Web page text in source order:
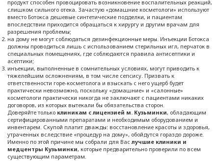
продукт способен провоцировать возникновение воспалительных реакций,
слишком сильного отека. Зачастую «домашние косметологи» используют
вместо Ботокса дешевые синтетические подделки, и пациентам
впоследствии приходится обращаться к хирургу и другим врачам для
разрешения проблемы;
на дому не могут соблюдаться дезинфекционные меры. Инъекции Ботокса
должны проводиться лишь с использованием стерильных игл, перчаток в
специальных помещениях, где соблюдаются правила антисептики и
асептики;
инъекции, выполненные в сомнительных условиях, могут приводить к
тяжелейшим осложнениям, в том числе сепсису. Призвать к
ответственности горе-косметолога и взыскать с него ущерб будет
практически невозможно, поскольку «домашние» и «салонные»
косметологи практически никогда не заключают с пациентами никаких
договоров, из которых вытекали бы обязательства сторон.
Доверяйте только клиникам с лицензией м. Кузьминки, обладающим
сертифицированными препаратами и необходимым оборудованием и
инвентарем. Скупой платит дважды: восстановление красоты и здоровья,
утраченных вследствие «процедур на дому», обойдутся гораздо дороже.
Именно по этой причине мы собрали для Васлучшие клиники и
медцентры Кузьминки, которые предварительно проверили по всем
существующим параметрам.